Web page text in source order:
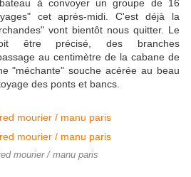
à convoyer un groupe de 16
cet après-midi. C'est déjà la
vont bientôt nous quitter. Le
être précisé, des branches
au centimètre de la cabane de
"méchante" souche acérée au beau
des ponts et bancs.
mourier / manu paris